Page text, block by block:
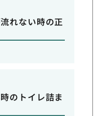
れない時の正
のトイレ詰ま